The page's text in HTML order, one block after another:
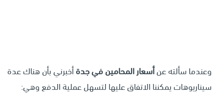
وعندما سألته عنأسعار المحامين في جدةأخبرني بأن هناك عدة
سيناريوهات يمكننا الاتفاق عليها لتسهل عملية الدفع وهي: